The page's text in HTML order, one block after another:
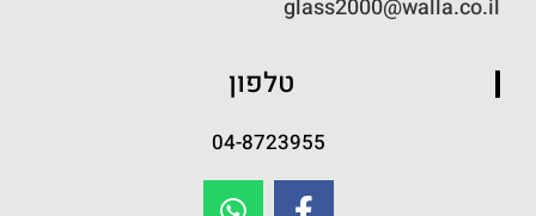
glass2000@walla.co.il
טלפון
04-8723955